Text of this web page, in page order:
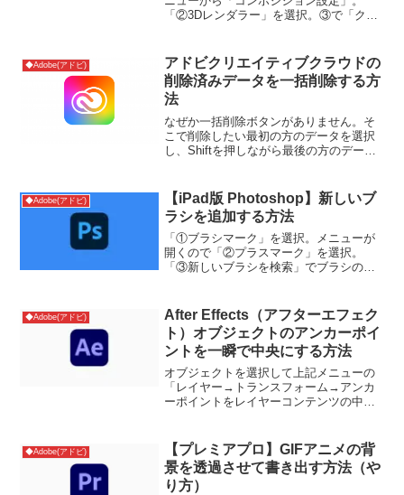
かも
「②3Dレンダラー」を選択。③で「クラ
◆Adobe(アドビ)
アドビクリエイティブクラウドの
削除済みデータを一括削除する方
法
なぜか一括削除ボタンがありません。そ
こで削除したい最初の方のデータを選択
し、Shiftを押しながら最後の方のデータ
が可能です。参考サイト
◆Adobe(アドビ)
【iPad版 Photoshop】新しいブ
ラシを追加する方法
「①ブラシマーク」を選択。メニューが
開くので「②プラスマーク」を選択。
「③新しいブラシを検索」でブラシのフ
加。するとブラシを追加できる。
◆Adobe(アドビ)
After Effects（アフターエフェク
ト）オブジェクトのアンカーポイ
ントを一瞬で中央にする方法
オブジェクトを選択して上記メニューの
「レイヤー→トランスフォーム→アンカ
ーポイントをレイヤーコンテンツの中央
◆Adobe(アドビ)
【プレミアプロ】GIFアニメの背
景を透過させて書き出す方法（や
り方）